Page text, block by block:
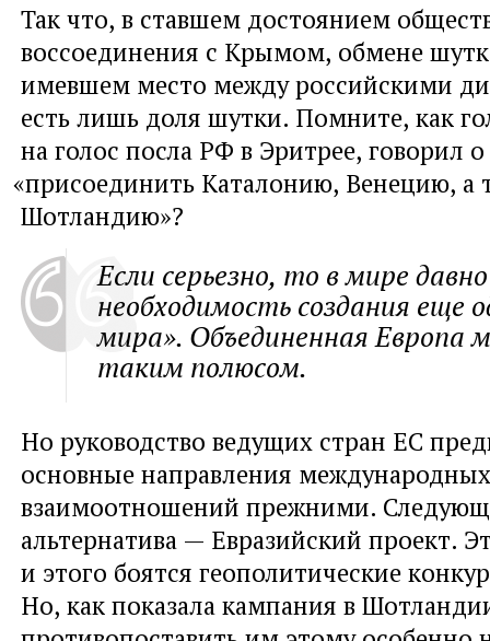
Так что, в ставшем достоянием
воссоединения с Крымом, обмене
имевшем место между российскими
есть лишь доля шутки. Помните, как
на голос посла РФ в Эритрее, говорил
«присоединить Каталонию, Венецию, а
Шотландию»?
Если серьезно, то в мире
необходимость создания еще
мира». Объединенная Европа
таким полюсом.
Но руководство ведущих стран ЕС
основные направления международных
взаимоотношений прежними.
альтернатива — Евразийский проект.
и этого боятся геополитические
Но, как показала кампания в